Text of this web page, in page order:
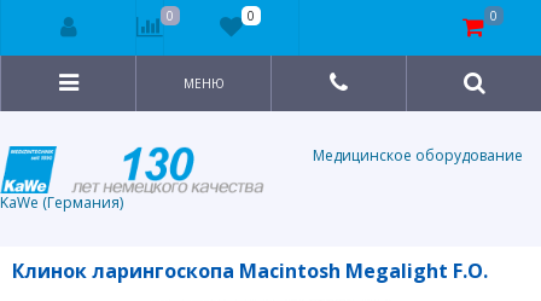
Медицинское оборудование
KaWe (Германия)
МЕНЮ
Клинок ларингоскопа Macintosh Megalight F.O.
0 0 0